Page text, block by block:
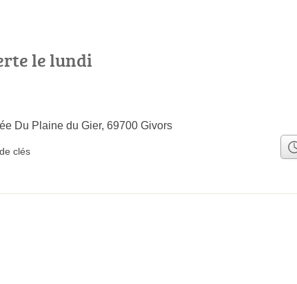
le lundi
Du Plaine du Gier, 69700 Givors
clés